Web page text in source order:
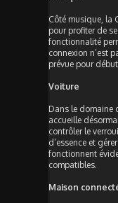
Côté musique, la
pour profiter de
fonctionnalité
connexion n’est
prévue pour
Voiture
Dans le domaine
accueille
contrôler le
d’essence et
fonctionnent
compatibles.
Maison